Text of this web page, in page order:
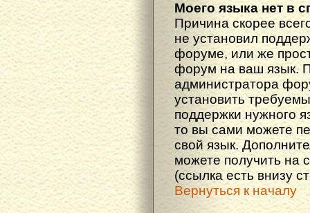
Моего языка нет в
Причина скорее
не установил
форуме, или же
форум на ваш язык.
администратора
установить
поддержки нужного
то вы сами можете
свой язык.
можете получить на
(ссылка есть внизу
Вернуться к началу